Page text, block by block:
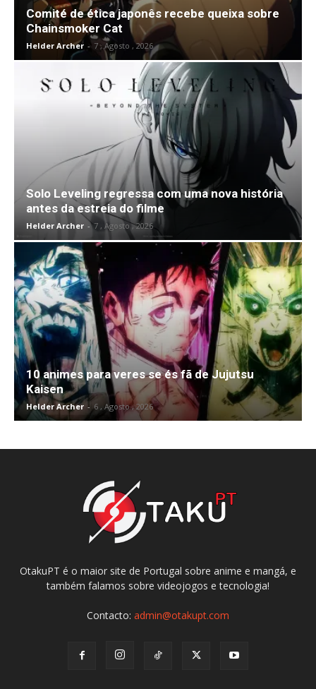
Comité de ética japonês recebe queixa sobre
Chainsmoker Cat
Helder Archer - 7 , Agosto , 2026
Solo Leveling regressa com uma nova história
antes da estreia do filme
Helder Archer - 7 , Agosto , 2026
10 animes para veres se és fã de Jujutsu
Kaisen
Helder Archer - 6 , Agosto , 2026
OtakuPT é o maior site de Portugal sobre anime e mangá, e
também falamos sobre videojogos e tecnologia!
Contacto: admin@otakupt.com